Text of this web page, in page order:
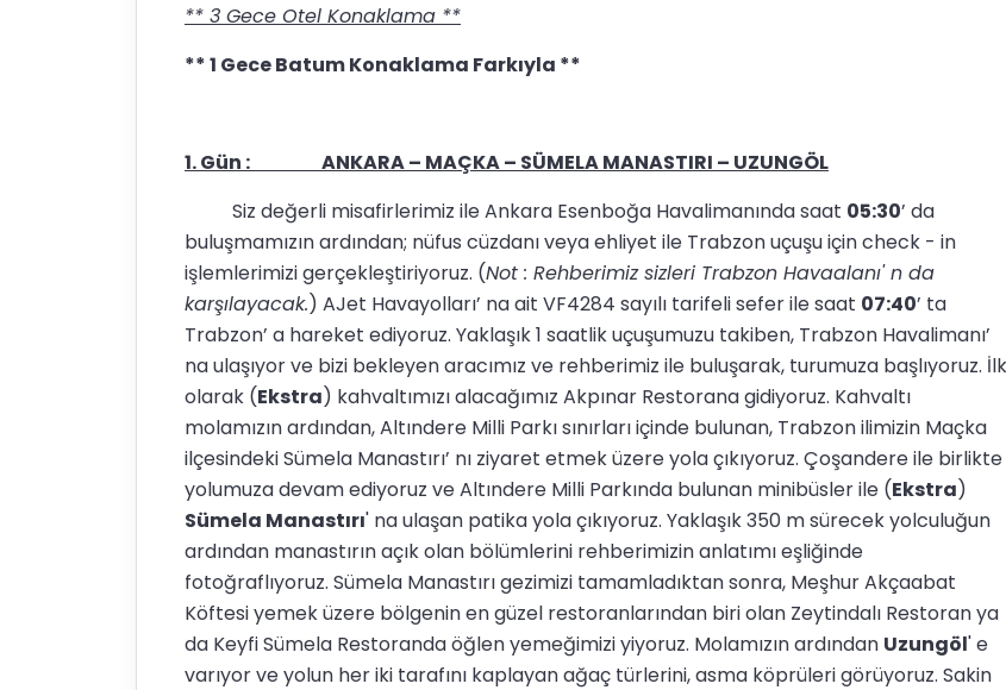
** 3 Gece Otel Konaklama **
** 1 Gece Batum Konaklama Farkıyla **
1. Gün : ANKARA – MAÇKA – SÜMELA MANASTIRI – UZUNGÖL
Siz değerli misafirlerimiz ile Ankara Esenboğa Havalimanında saat 05:30’ da
buluşmamızın ardından; nüfus cüzdanı veya ehliyet ile Trabzon uçuşu için check - in
işlemlerimizi gerçekleştiriyoruz. (Not : Rehberimiz sizleri Trabzon Havaalanı' n da
karşılayacak.) AJet Havayolları’ na ait VF4284 sayılı tarifeli sefer ile saat 07:40’ ta
Trabzon’ a hareket ediyoruz. Yaklaşık 1 saatlik uçuşumuzu takiben, Trabzon Havalimanı’
na ulaşıyor ve bizi bekleyen aracımız ve rehberimiz ile buluşarak, turumuza başlıyoruz. İlk
olarak (Ekstra) kahvaltımızı alacağımız Akpınar Restorana gidiyoruz. Kahvaltı
molamızın ardından, Altındere Milli Parkı sınırları içinde bulunan, Trabzon ilimizin Maçka
ilçesindeki Sümela Manastırı’ nı ziyaret etmek üzere yola çıkıyoruz. Çoşandere ile birlikte
yolumuza devam ediyoruz ve Altındere Milli Parkında bulunan minibüsler ile (Ekstra)
Sümela Manastırı' na ulaşan patika yola çıkıyoruz. Yaklaşık 350 m sürecek yolculuğun
ardından manastırın açık olan bölümlerini rehberimizin anlatımı eşliğinde
fotoğraflıyoruz. Sümela Manastırı gezimizi tamamladıktan sonra, Meşhur Akçaabat
Köftesi yemek üzere bölgenin en güzel restoranlarından biri olan Zeytindalı Restoran ya
da Keyfi Sümela Restoranda öğlen yemeğimizi yiyoruz. Molamızın ardından Uzungöl' e
varıyor ve yolun her iki tarafını kaplayan ağaç türlerini, asma köprüleri görüyoruz. Sakin